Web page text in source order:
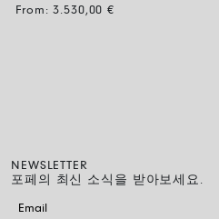
From:3.530,00€
NEWSLETTER
포페의 최신 소식을 받아보세요.